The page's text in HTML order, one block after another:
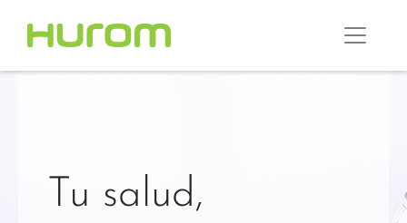
Tu salud,